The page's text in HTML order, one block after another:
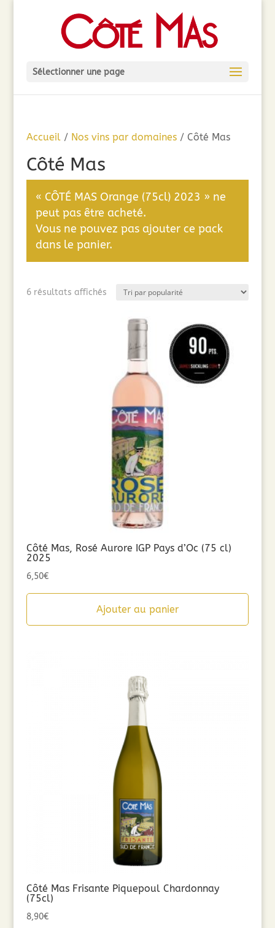
Sélectionner une page
Accueil/ Nos vins par domaines/ Côté Mas
Côté Mas
« CÔTÉ MAS Orange (75cl) 2023 » ne
peut pas être acheté.
Vous ne pouvez pas ajouter ce pack
dans le panier.
6 résultats affichésTrié
popularité
Côté Mas, Rosé Aurore IGP Pays d’Oc (75 cl)
2025
6,50€
Ajouter au panier
Côté Mas Frisante Piquepoul Chardonnay
(75cl)
8,90€